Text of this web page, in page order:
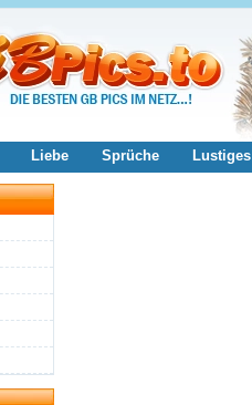
Liebe Sprüche Lustiges